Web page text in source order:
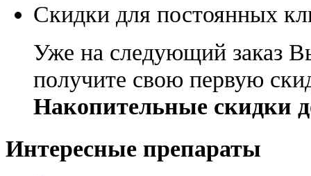
Скидки для постоянных
Уже на следующий заказ
получите свою первую
Накопительные скидки
Интересные препараты